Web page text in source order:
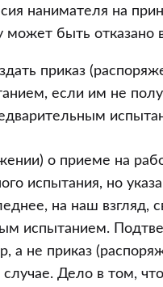
нанимателя на
может быть отказано
приказ
если им не
о приеме на
испытания, но
на наш взгляд,
испытанием.
а не приказ
Дело в том,